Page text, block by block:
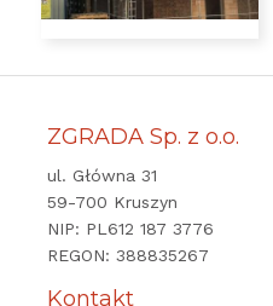
ZGRADA Sp. z o.o.
ul. Główna 31
59-700 Kruszyn
NIP: PL612 187 3776
REGON: 388835267
Kontakt